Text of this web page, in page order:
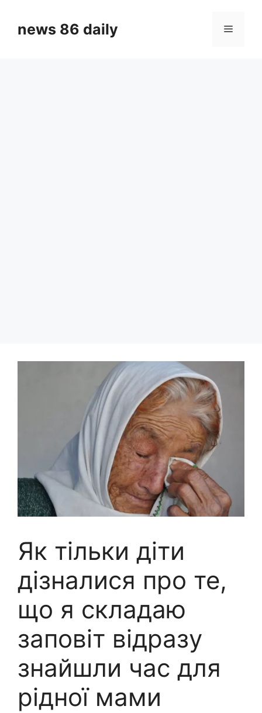
contentnews 86 daily Menu
Як тільки діти
дізналися про те,
що я складаю
заповіт відразу
знайшли час для
рідної мами